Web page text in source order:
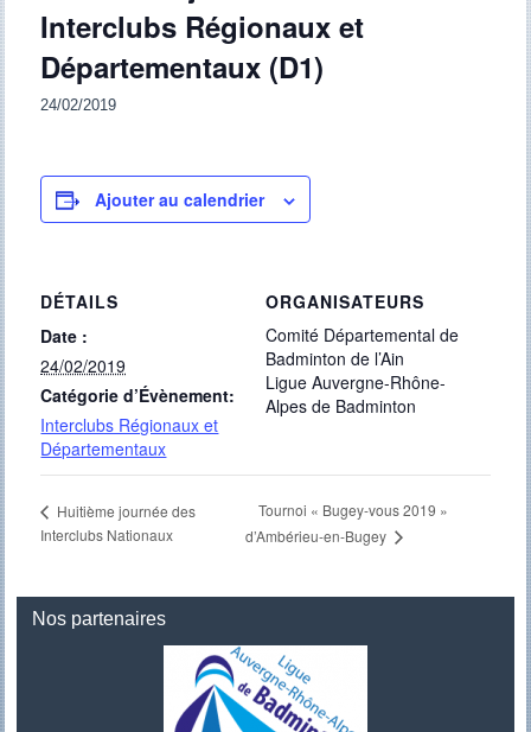
Interclubs Régionaux et
Départementaux (D1)
24/02/2019
Ajouter au calendrier
DÉTAILS
Date :
24/02/2019
Catégorie d’Évènement:
Interclubs Régionaux et
Départementaux
ORGANISATEURS
Comité Départemental de
Badminton de l’Ain
Ligue Auvergne-Rhône-
Alpes de Badminton
Huitième journée des
Interclubs Nationaux
Tournoi « Bugey-vous 2019 »
d’Ambérieu-en-Bugey
Nos partenaires